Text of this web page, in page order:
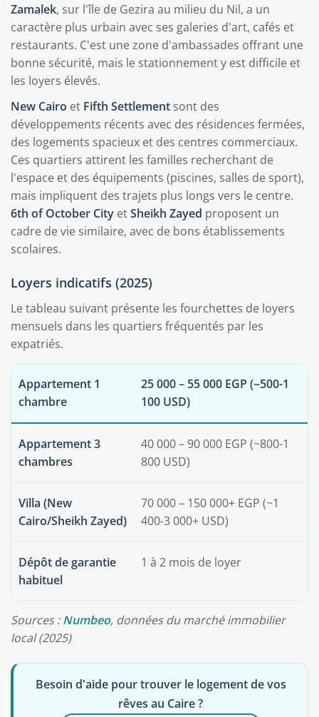
Zamalek, sur l'île de Gezira au milieu du Nil, a un
caractère plus urbain avec ses galeries d'art, cafés et
restaurants. C'est une zone d'ambassades offrant une
bonne sécurité, mais le stationnement y est difficile et
les loyers élevés.
New Cairo et Fifth Settlement sont des
développements récents avec des résidences fermées,
des logements spacieux et des centres commerciaux.
Ces quartiers attirent les familles recherchant de
l'espace et des équipements (piscines, salles de sport),
mais impliquent des trajets plus longs vers le centre.
6th of October City etSheikh Zayed proposent un
cadre de vie similaire, avec de bons établissements
scolaires.
Loyers indicatifs (2025)
Le tableau suivant présente les fourchettes de loyers
mensuels dans les quartiers fréquentés par les
expatriés.
Appartement 1
chambre
25 000 – 55 000 EGP (~500-1
100 USD)
Appartement 3
chambres
40 000 – 90 000 EGP (~800-1
800 USD)
Villa (New
Cairo/Sheikh Zayed)
70 000 – 150 000+ EGP (~1
400-3 000+ USD)
Dépôt de garantie
habituel
1 à 2 mois de loyer
Sources :Numbeo, données du marché immobilier
local (2025)
Besoin d'aide pour trouver le logement de vos
rêves au Caire ?